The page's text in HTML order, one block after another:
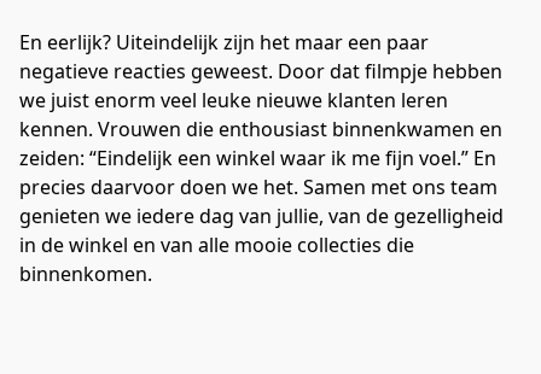
En eerlijk? Uiteindelijk zijn het maar een paar
negatieve reacties geweest. Door dat filmpje hebben
we juist enorm veel leuke nieuwe klanten leren
kennen. Vrouwen die enthousiast binnenkwamen en
zeiden: “Eindelijk een winkel waar ik me fijn voel.” En
precies daarvoor doen we het. Samen met ons team
genieten we iedere dag van jullie, van de gezelligheid
in de winkel en van alle mooie collecties die
binnenkomen.